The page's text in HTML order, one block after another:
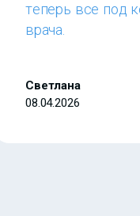
теперь все под
врача.
Светлана
08.04.2026